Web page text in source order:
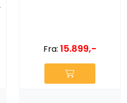
Fra: 15.899,-